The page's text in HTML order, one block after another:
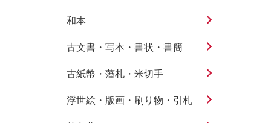
和本
古文書・写本・書状・書簡
古紙幣・藩札・米切手
浮世絵・版画・刷り物・引札